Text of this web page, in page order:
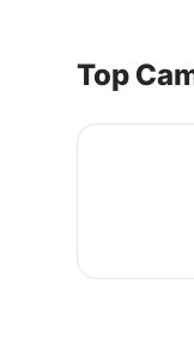
Top